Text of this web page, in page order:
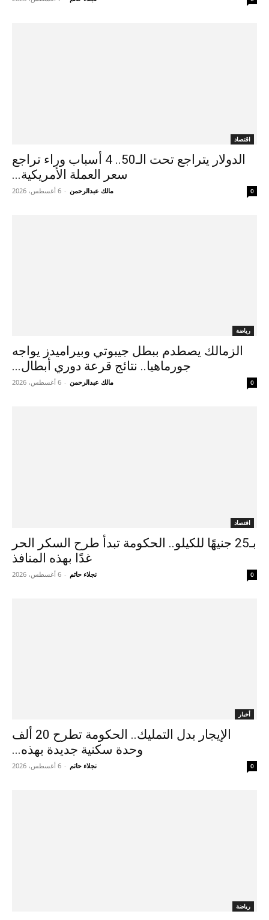
اقتصاد
الدولار يتراجع تحت الـ50.. 4 أسباب وراء تراجع
سعر العملة الأمريكية...
مالك عبدالرحمن - 6 أغسطس، 2026 0
رياضة
الزمالك يصطدم ببطل جيبوتي وبيراميدز يواجه
جورماهيا.. نتائج قرعة دوري أبطال...
مالك عبدالرحمن - 6 أغسطس، 2026 0
اقتصاد
بـ25 جنيهًا للكيلو.. الحكومة تبدأ طرح السكر الحر
غدًا بهذه المنافذ
نجلاء حاتم - 6 أغسطس، 2026 0
أخبار
الإيجار بدل التمليك.. الحكومة تطرح 20 ألف
وحدة سكنية جديدة بهذه...
نجلاء حاتم - 6 أغسطس، 2026 0
رياضة